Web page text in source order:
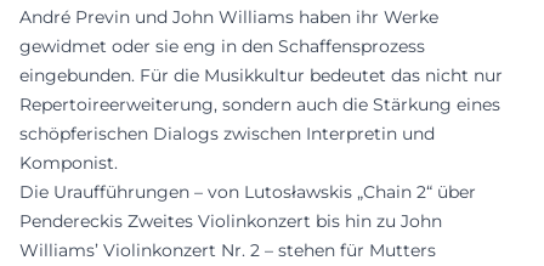
André Previn und John Williams haben ihr Werke
gewidmet oder sie eng in den Schaffensprozess
eingebunden. Für die Musikkultur bedeutet das nicht nur
Repertoireerweiterung, sondern auch die Stärkung eines
schöpferischen Dialogs zwischen Interpretin und
Komponist.
Die Uraufführungen – von Lutosławskis „Chain 2“ über
Pendereckis Zweites Violinkonzert bis hin zu John
Williams’ Violinkonzert Nr. 2 – stehen für Mutters